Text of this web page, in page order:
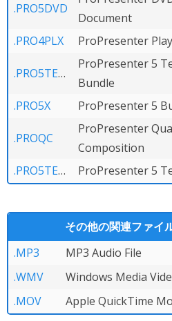
.PRO5DVD
Document
.PRO4PLX
ProPresenter
.PRO5TEMPLATEBUNDLE
ProPresenter 5
Bundle
.PRO5X
ProPresenter 5
.PROQC
ProPresenter
Composition
.PRO5TEMPLATE
ProPresenter 5
その他の関連ファイ
.MP3
MP3 Audio File
.WMV
Windows Media
.MOV
Apple QuickTime